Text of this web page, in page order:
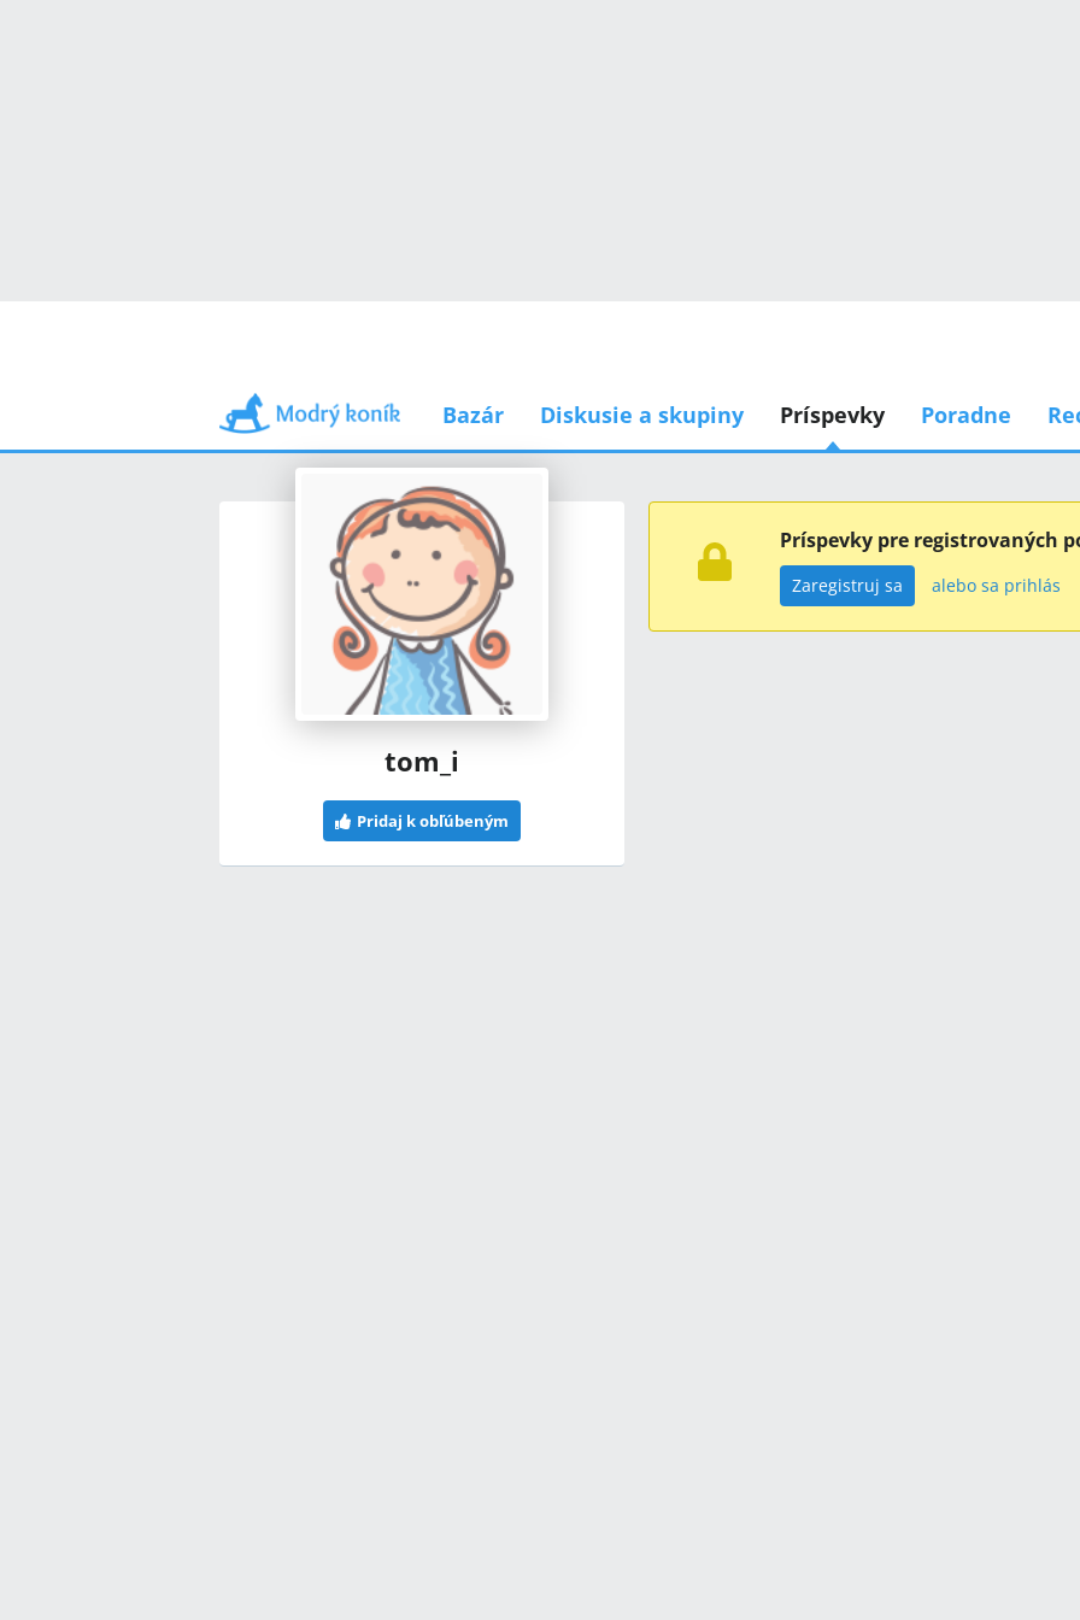
Bazár Diskusie a skupiny Príspevky Poradne
Príspevky pre registrovaných
Zaregistruj sa alebo sa prihlás
tom_i
Pridaj k obľúbeným